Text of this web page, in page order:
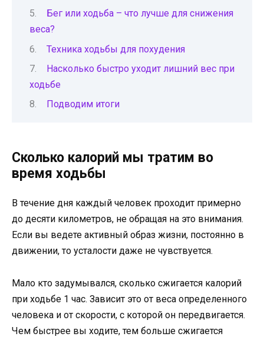
Бег или ходьба – что лучше для снижения
веса?
Техника ходьбы для похудения
Насколько быстро уходит лишний вес при
ходьбе
Подводим итоги
Сколько калорий мы тратим во
время ходьбы
В течение дня каждый человек проходит примерно
до десяти километров, не обращая на это внимания.
Если вы ведете активный образ жизни, постоянно в
движении, то усталости даже не чувствуется.
Мало кто задумывался, сколько сжигается калорий
при ходьбе 1 час. Зависит это от веса определенного
человека и от скорости, с которой он передвигается.
Чем быстрее вы ходите, тем больше сжигается